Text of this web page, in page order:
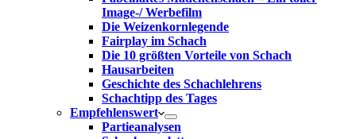
Image-/ Werbefilm
Die Weizenkornlegende
Fairplay im Schach
Die 10 größten Vorteile von Schach‎
Hausarbeiten
Geschichte des Schachlehrens
Schachtipp des Tages
Empfehlenswert
Partieanalysen